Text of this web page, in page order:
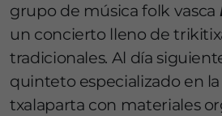
grupo de música folk vasca
un concierto lleno de
tradicionales. Al día
quinteto especializado en
txalaparta con materiales